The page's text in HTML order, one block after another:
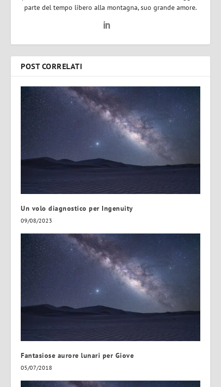
parte del tempo libero alla montagna, suo grande amore.
POST CORRELATI
Un volo diagnostico per Ingenuity
09/08/2023
Fantasiose aurore lunari per Giove
05/07/2018